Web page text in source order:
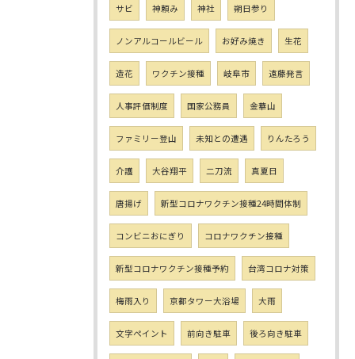
サビ 神頼み 神社 朔日参り
ノンアルコールビール お好み焼き 生花
造花 ワクチン接種 岐阜市 遠藤発言
人事評価制度 国家公務員 金華山
ファミリー登山 未知との遭遇 りんたろう
介護 大谷翔平 二刀流 真夏日
唐揚げ 新型コロナワクチン接種24時間体制
コンビニおにぎり コロナワクチン接種
新型コロナワクチン接種予約 台湾コロナ対策
梅雨入り 京都タワー大浴場 大雨
文字ペイント 前向き駐車 後ろ向き駐車